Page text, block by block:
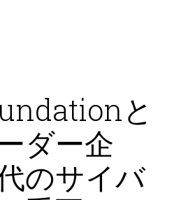
と
ダー企
のサイバ